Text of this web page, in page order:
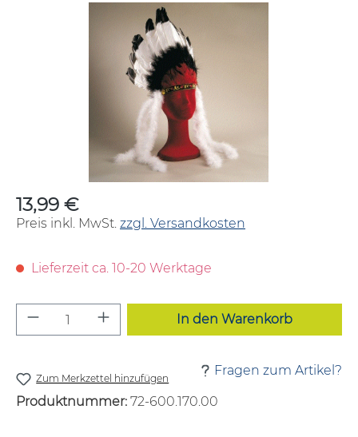
Bildergalerie überspringen
Regulärer Preis:
13,99 €
Preis inkl. MwSt. zzgl. Versandkosten
Lieferzeit ca. 10-20 Werktage
Produkt Anzahl: Gib den
In den Warenkorb
Zum Merkzettel hinzufügen
Fragen zum Artikel?
Produktnummer: 72-600.170.00